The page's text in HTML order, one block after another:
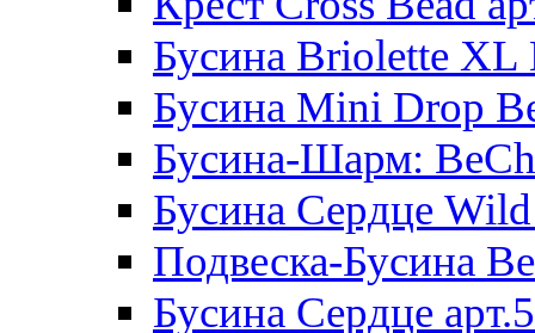
Бусина Briolette XL
Бусина Mini Drop
Бусина-Шарм:
Бусина Сердце
Подвеска-Бусина
Бусина Сердце